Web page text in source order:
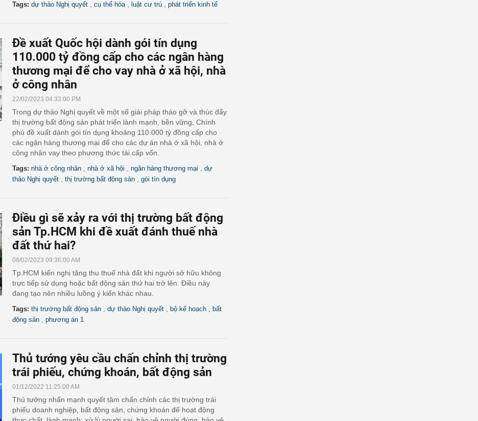
Tags: dự thảo Nghị quyết cụ thể hóa luật cư trú phát triển kinh tế
Đề xuất Quốc hội dành gói tín dụng
110.000 tỷ đồng cấp cho các ngân hàng
thương mại để cho vay nhà ở xã hội, nhà
ở công nhân
22/02/2023 04:33:00 PM
Trong dự thảo Nghị quyết về một số giải pháp tháo gỡ và thúc đẩy
thị trường bất động sản phát triển lành mạnh, bền vững, Chính
phủ đề xuất dành gói tín dụng khoảng 110.000 tỷ đồng cấp cho
các ngân hàng thương mại để cho các dự án nhà ở xã hội, nhà ở
công nhân vay theo phương thức tái cấp vốn.
Tags: nhà ở công nhân nhà ở xã hội ngân hàng thương mại
dự
thảo Nghị quyết
thị trường bất động sản gói tín dụng
Điều gì sẽ xảy ra với thị trường bất động
sản Tp.HCM khi đề xuất đánh thuế nhà
đất thứ hai?
08/02/2023 09:36:00 AM
Tp.HCM kiến nghị tăng thu thuế nhà đất khi người sở hữu không
trực tiếp sử dụng hoặc bất động sản thứ hai trở lên. Điều này
đang tạo nên nhiều luồng ý kiến khác nhau.
Tags: thị trường bất động sản dự thảo Nghị quyết bộ kế hoạch
bất
động sản
phương án 1
Thủ tướng yêu cầu chấn chỉnh thị trường
trái phiếu, chứng khoán, bất động sản
01/12/2022 11:25:00 AM
Thủ tướng nhấn mạnh quyết tâm chấn chỉnh các thị trường trái
phiếu doanh nghiệp, bất động sản, chứng khoán để hoạt động